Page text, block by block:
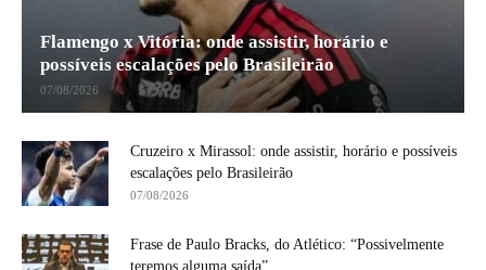
Flamengo x Vitória: onde assistir, horário e
possíveis escalações pelo Brasileirão
07/08/2026
Cruzeiro x Mirassol: onde assistir, horário e possíveis
escalações pelo Brasileirão
07/08/2026
Frase de Paulo Bracks, do Atlético: “Possivelmente
teremos alguma saída”